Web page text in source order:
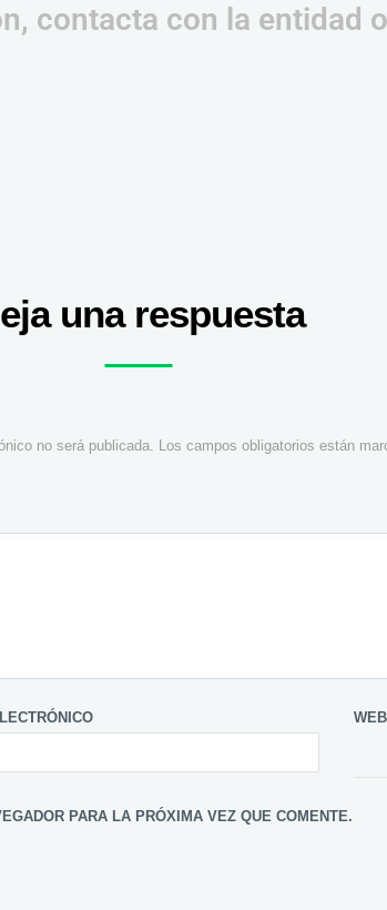
contacta con la entidad
una respuesta
no será publicada. Los campos obligatorios están
WEB
PARA LA PRÓXIMA VEZ QUE COMENTE.